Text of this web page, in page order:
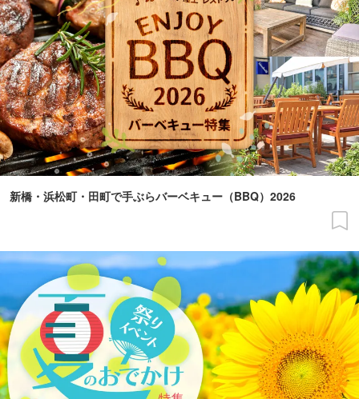
新橋・浜松町・田町で手ぶらバーベキュー（BBQ）2026